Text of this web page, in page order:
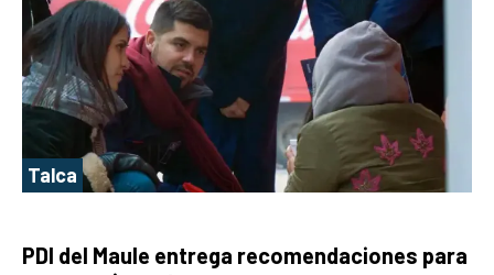
Talca
PDI del Maule entrega recomendaciones para